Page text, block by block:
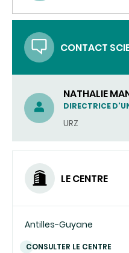
COURRIEL)
CONTACT
NATHALIE
(ENVOYER
UN
DIRECTRICE
URZ
LE CENTRE
Antilles-Guyane
CONSULTER LE CENTRE